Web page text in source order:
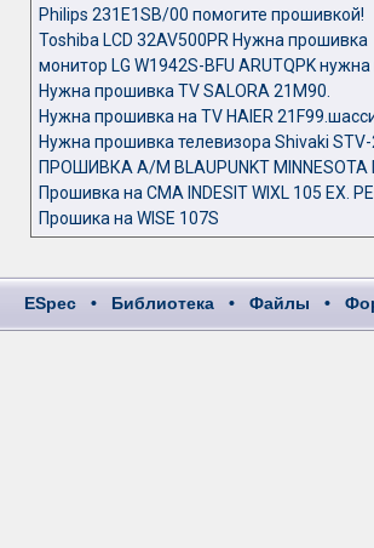
Philips 231E1SB/00 помогите прошивкой!
Toshiba LCD 32AV500PR Нужна прошивка
монитор LG W1942S-BFU ARUTQPK
Нужна прошивка TV SALORA 21M90.
Нужна прошивка на TV HAIER
Нужна прошивка телевизора Shivaki
ПРОШИВКА А/М BLAUPUNKT MINNESOTA
Прошивка на СМА INDESIT WIXL 105 EX.
Прошика на WISE 107S
ESpec • Библиотека • Файлы •